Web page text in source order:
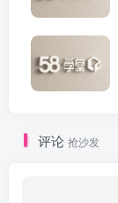
评论 抢沙发